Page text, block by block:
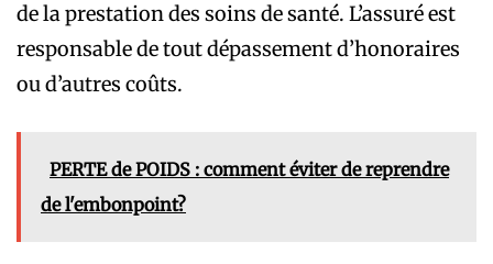
de la prestation des soins de santé. L’assuré est
responsable de tout dépassement d’honoraires
ou d’autres coûts.
PERTE de POIDS : comment éviter de reprendre
de l'embonpoint?